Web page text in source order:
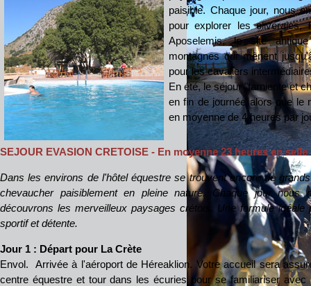
paisible. Chaque jour, nous
pour explorer les
Aposelemis, le site
montagnes qui mènent
pour les cavaliers
En été, le séjour "farniente et
en fin de journée alors que le
en moyenne de 4 heures par
SEJOUR EVASION CRETOISE - En moyenne 23 heures en
Dans les environs de l'hôtel équestre se trouvent encore de
chevaucher paisiblement en pleine nature. Chaque jour nous
découvrons les merveilleux paysages crétois. Une formule
sportif et détente.
Jour 1 : Départ pour La Crète
Envol. Arrivée à l'aéroport de Héreaklion. Votre accueil sera
centre équestre et tour dans les écuries pour se familiariser